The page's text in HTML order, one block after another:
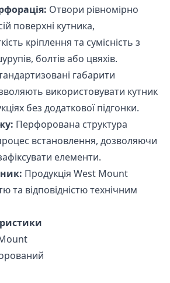
Отвори рівномірно
поверхні кутника,
кріплення та сумісність з
болтів або цвяхів.
габарити
використовувати кутник
без додаткової підгонки.
Перфорована структура
встановлення, дозволяючи
елементи.
Продукція West Mount
та відповідністю технічним